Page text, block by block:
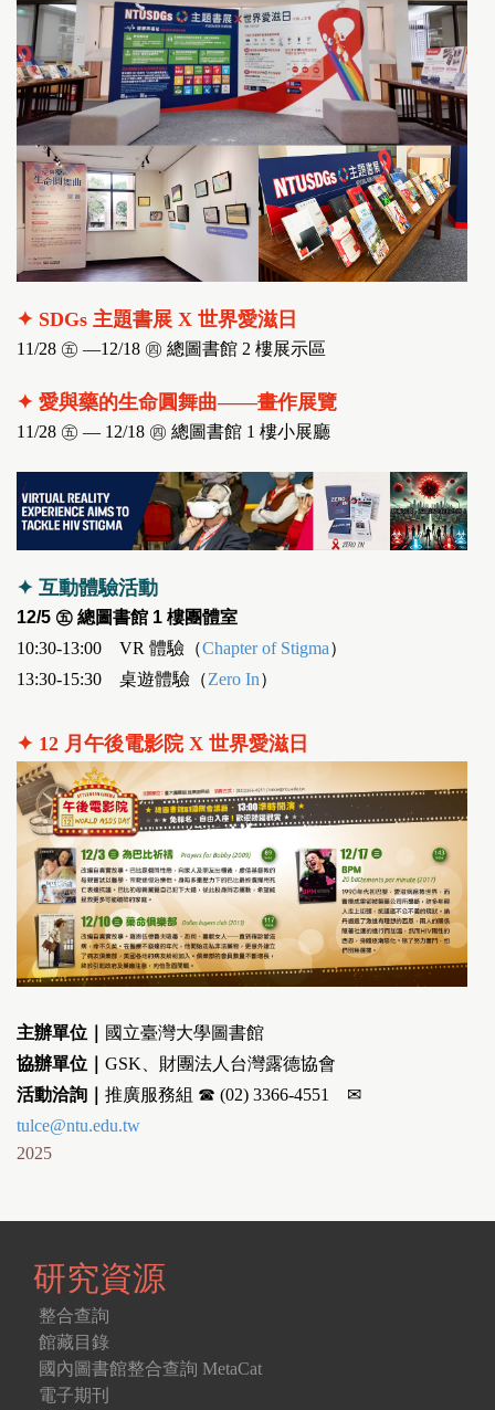
✦ SDGs 主題書展 X 世界愛滋日
11/28 ㊄ —12/18 ㊃ 總圖書館 2 樓展示區
✦ 愛與藥的生命圓舞曲——畫作展覽
11/28 ㊄ — 12/18 ㊃ 總圖書館 1 樓小展廳
✦ 互動體驗活動
12/5 ㊄ 總圖書館 1 樓團體室
10:30-13:00 VR 體驗（Chapter of Stigma）
13:30-15:30 桌遊體驗（Zero In）
✦ 12 月午後電影院 X 世界愛滋日
主辦單位｜
國立臺灣大學圖書館
協辦單位｜ GSK、財團法人台灣露德協會
活動洽詢｜ 推廣服務組 ☎ (02) 3366-4551 ✉
tulce@ntu.edu.tw
2025
研究資源
整合查詢
館藏目錄
國內圖書館整合查詢 MetaCat
電子期刊